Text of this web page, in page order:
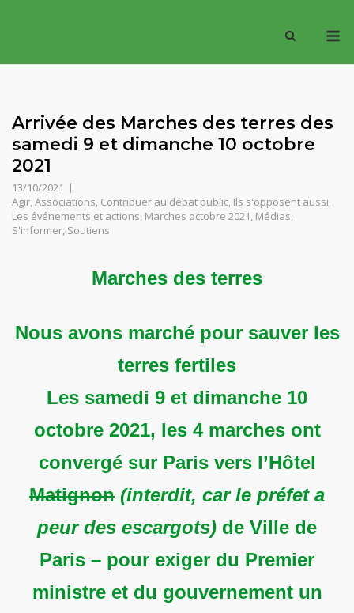
Arrivée des Marches des terres des
samedi 9 et dimanche 10 octobre
2021
13/10/2021
Agir,Associations, Contribuer au débat public, Ils s'opposent aussi,
Les événements et actions, Marches octobre 2021, Médias,
S'informer, Soutiens
Marches des terres
Nous avons marché pour sauver les
terres fertiles
Les samedi 9 et dimanche 10
octobre 2021, les 4 marches ont
convergé sur Paris vers l’Hôtel
Matignon (interdit, car le préfet a
peur des escargots) de Ville de
Paris – pour exiger du Premier
ministre et du gouvernement un